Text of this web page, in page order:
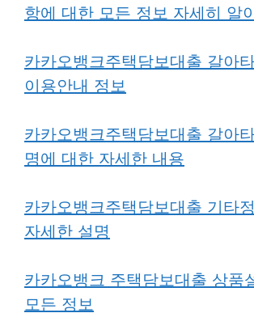
항에 대한 모든 정보 자세히 알
카카오뱅크주택담보대출 갈아
이용안내 정보
카카오뱅크주택담보대출 갈아
명에 대한 자세한 내용
카카오뱅크주택담보대출 기타
자세한 설명
카카오뱅크 주택담보대출 상품
모든 정보